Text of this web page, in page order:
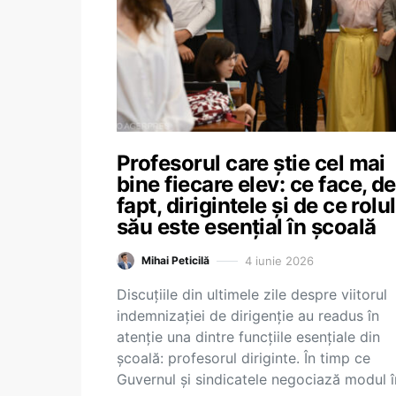
Profesorul care știe cel mai
bine fiecare elev: ce face, de
fapt, dirigintele și de ce rolul
său este esențial în școală
Mihai Peticilă 4 iunie 2026
Discuțiile din ultimele zile despre viitorul
indemnizației de dirigenție au readus în
atenție una dintre funcțiile esențiale din
școală: profesorul diriginte. În timp ce
Guvernul și sindicatele negociază modul